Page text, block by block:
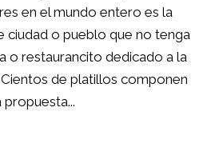
en el mundo entero es la
ciudad o pueblo que no tenga
o restaurancito dedicado a la
de platillos componen